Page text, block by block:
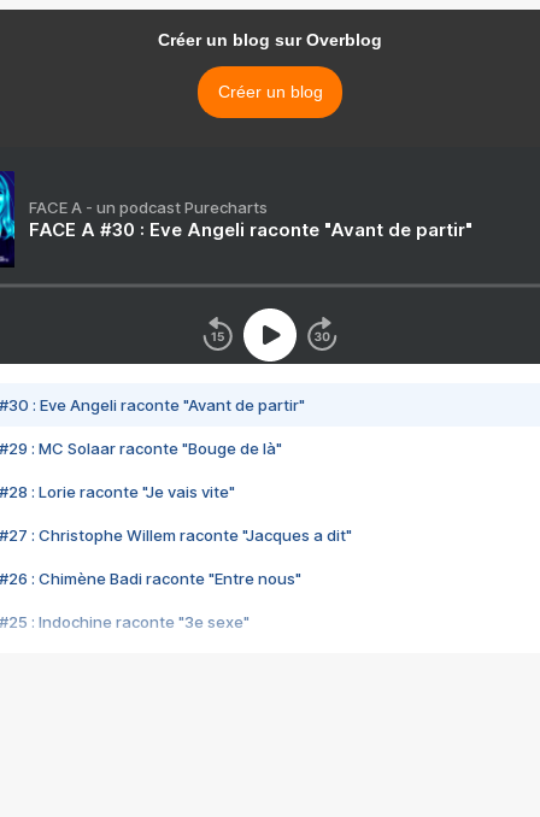
Créer un blog sur Overblog
Créer un blog
FACE A - un podcast Purecharts
FACE A #30 : Eve Angeli raconte "Avant de partir"
#30 : Eve Angeli raconte "Avant de partir"
#29 : MC Solaar raconte "Bouge de là"
#28 : Lorie raconte "Je vais vite"
#27 : Christophe Willem raconte "Jacques a dit"
#26 : Chimène Badi raconte "Entre nous"
#25 : Indochine raconte "3e sexe"